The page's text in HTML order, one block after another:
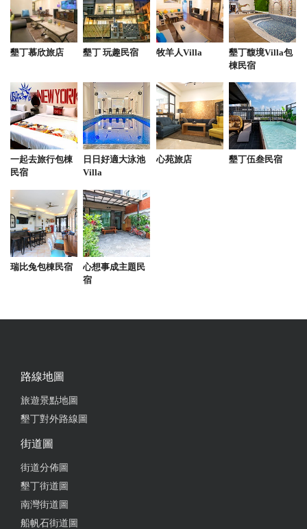
114.05.01 去年9月就有來 很不湊巧的遇上「不定期」
公休 時隔8個月再來恆春 儘管口袋名單再多 這家還是
先列為「首選」 中午不休息就值得推薦 一路漫遊到
墾丁 每個行程都是隨意走 用餐時間也就不固定 在快2
點的時候一樣有正餐可以吃 真的是很有夠讚
from google
2025-04-27 13:57:39
2025-04-05 12:34:28
目前為止吃到最好吃的燉飯
郁 店內有很多電影、書籍 適合過來走走 停車可以到
附近的農會付費停車 半小時$10 走過來約5-10分鐘
氛圍感讓人放鬆 餐點可口 平價美食
墾丁慕欣旅店 墾丁 玩趣民宿 牧羊人Villa
墾丁馥境Villa包
棟民宿
一起去旅行包棟
民宿
日日好適大泳池
Villa
心苑旅店 墾丁伍叁民宿
瑞比兔包棟民宿
心想事成主題民
宿
路線地圖
旅遊景點地圖
墾丁對外路線圖
街道圖
街道分佈圖
墾丁街道圖
南灣街道圖
船帆石街道圖